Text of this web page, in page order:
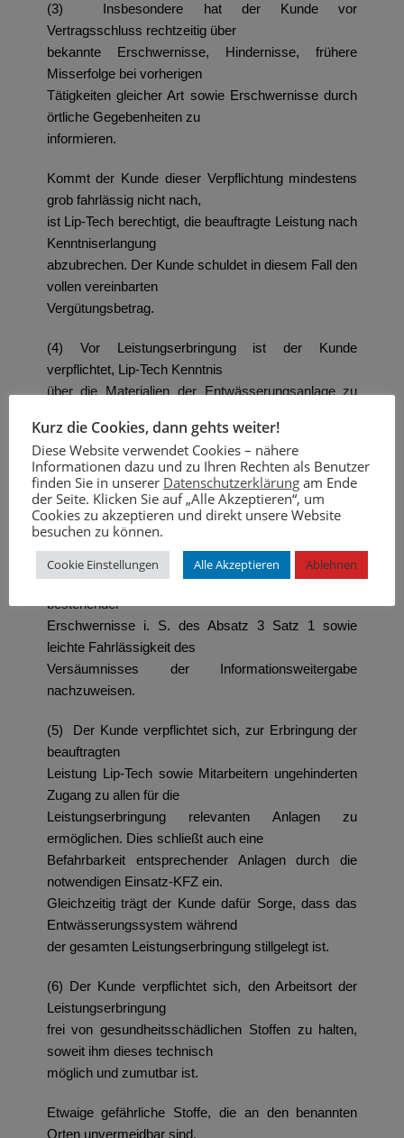
(3) Insbesondere hat der Kunde vor
Vertragsschluss rechtzeitig über
bekannte Erschwernisse, Hindernisse, frühere
Misserfolge bei vorherigen
Tätigkeiten gleicher Art sowie Erschwernisse durch
örtliche Gegebenheiten zu
informieren.
Kommt der Kunde dieser Verpflichtung mindestens
grob fahrlässig nicht nach,
ist Lip-Tech berechtigt, die beauftragte Leistung nach
Kenntniserlangung
abzubrechen. Der Kunde schuldet in diesem Fall den
vollen vereinbarten
Vergütungsbetrag.
(4) Vor Leistungserbringung ist der Kunde
verpflichtet, Lip-Tech Kenntnis
über die Materialien der Entwässerungsanlage zu
Entwässerungs- und Revisionspläne zur Verfügung
zu stellen. Kommt der Kunde
seiner Informationspflicht nicht oder nicht in
ausreichendem Maße nach, haftet er
für sich hieraus ergebende Schäden und
Es bleibt dem Kunden freigestellt, die Nichtkenntnis
bestehender
Erschwernisse i. S. des Absatz 3 Satz 1 sowie
leichte Fahrlässigkeit des
Versäumnisses der Informationsweitergabe
nachzuweisen.
(5) Der Kunde verpflichtet sich, zur Erbringung der
beauftragten
Leistung Lip-Tech sowie Mitarbeitern ungehinderten
Zugang zu allen für die
Leistungserbringung relevanten Anlagen zu
ermöglichen. Dies schließt auch eine
Befahrbarkeit entsprechender Anlagen durch die
notwendigen Einsatz-KFZ ein.
Gleichzeitig trägt der Kunde dafür Sorge, dass das
Entwässerungssystem während
der gesamten Leistungserbringung stillgelegt ist.
(6) Der Kunde verpflichtet sich, den Arbeitsort der
Leistungserbringung
frei von gesundheitsschädlichen Stoffen zu halten,
soweit ihm dieses technisch
möglich und zumutbar ist.
Etwaige gefährliche Stoffe, die an den benannten
Orten unvermeidbar sind,
Kurz die Cookies, dann gehts weiter!
Diese Website verwendet Cookies – nähere
Informationen dazu und zu Ihren Rechten als Benutzer
finden Sie in unserer Datenschutzerklärung am Ende
der Seite. Klicken Sie auf „Alle Akzeptieren“, um
Cookies zu akzeptieren und direkt unsere Website
besuchen zu können.
Cookie Einstellungen Alle Akzeptieren Ablehnen